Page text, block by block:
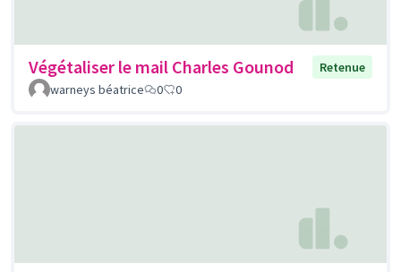
Végétaliser le mail Charles Gounod
Retenue
warneys béatrice
0 0